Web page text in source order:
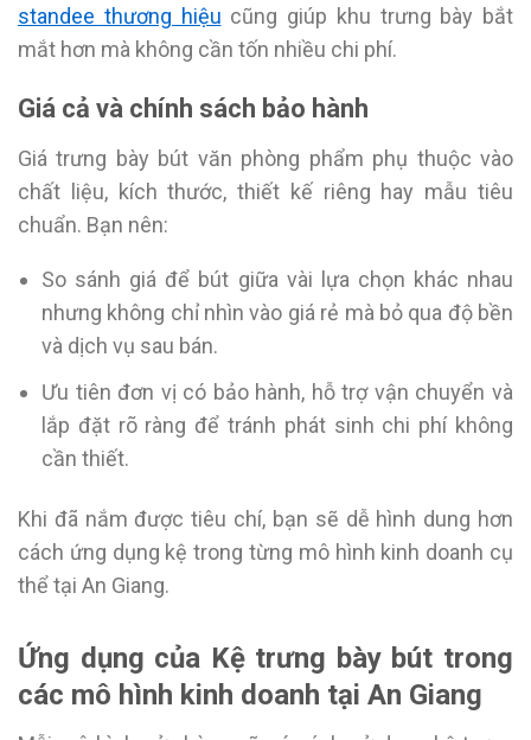
standee thương hiệu cũng giúp khu trưng bày bắt
mắt hơn mà không cần tốn nhiều chi phí.
Giá cả và chính sách bảo hành
Giá trưng bày bút văn phòng phẩm phụ thuộc vào
chất liệu, kích thước, thiết kế riêng hay mẫu tiêu
chuẩn. Bạn nên:
So sánh giá để bút giữa vài lựa chọn khác nhau
nhưng không chỉ nhìn vào giá rẻ mà bỏ qua độ bền
và dịch vụ sau bán.
Ưu tiên đơn vị có bảo hành, hỗ trợ vận chuyển và
lắp đặt rõ ràng để tránh phát sinh chi phí không
cần thiết.
Khi đã nắm được tiêu chí, bạn sẽ dễ hình dung hơn
cách ứng dụng kệ trong từng mô hình kinh doanh cụ
thể tại An Giang.
Ứng dụng của Kệ trưng bày bút trong
các mô hình kinh doanh tại An Giang